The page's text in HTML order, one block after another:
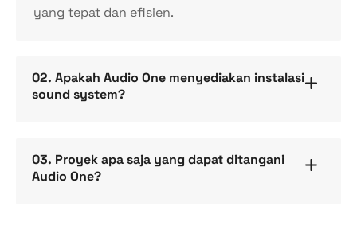
yang tepat dan efisien.
02. Apakah Audio One menyediakan instalasi
sound system?
03. Proyek apa saja yang dapat ditangani
Audio One?